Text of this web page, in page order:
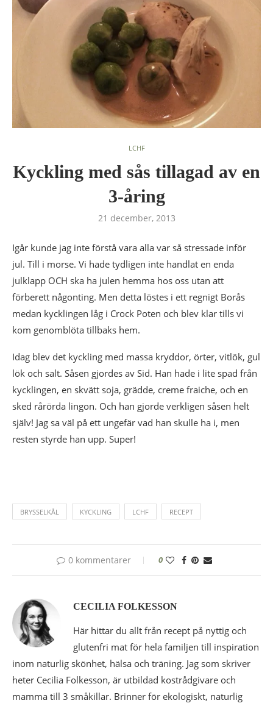
LCHF
Kyckling med sås tillagad av en
3-åring
21 december, 2013
Igår kunde jag inte förstå vara alla var så stressade inför
jul. Till i morse. Vi hade tydligen inte handlat en enda
julklapp OCH ska ha julen hemma hos oss utan att
förberett någonting. Men detta löstes i ett regnigt Borås
medan kycklingen låg i Crock Poten och blev klar tills vi
kom genomblöta tillbaks hem.
Idag blev det kyckling med massa kryddor, örter, vitlök, gul
lök och salt. Såsen gjordes av Sid. Han hade i lite spad från
kycklingen, en skvätt soja, grädde, creme fraiche, och en
sked rårörda lingon. Och han gjorde verkligen såsen helt
själv! Jag sa väl på ett ungefär vad han skulle ha i, men
resten styrde han upp. Super!
BRYSSELKÅL KYCKLING LCHF RECEPT
0 kommentarer 0
CECILIA FOLKESSON
Här hittar du allt från recept på nyttig och
glutenfri mat för hela familjen till inspiration
inom naturlig skönhet, hälsa och träning. Jag som skriver
heter Cecilia Folkesson, är utbildad kostrådgivare och
mamma till 3 småkillar. Brinner för ekologiskt, naturlig